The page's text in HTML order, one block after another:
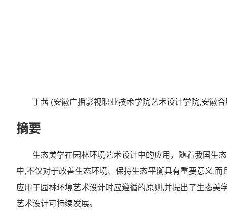
丁茜 (安徽广播影视职业技术学院艺术设计学院,安徽
摘要
生态美学在园林环境艺术设计中的应用，随着我国生
中,不仅对于改善生态环境、保持生态平衡具有重要意义,
应用于园林环境艺术设计时应遵循的原则,并提出了生态
艺术设计可持续发展。